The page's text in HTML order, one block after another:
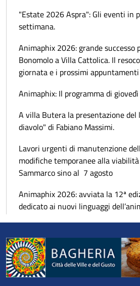
"Estate 2026 Aspra": Gli eventi in
settimana.
Animaphix 2026: grande successo
Bonomolo a Villa Cattolica. Il
giornata e i prossimi appuntamenti
Animaphix: Il programma di
A villa Butera la presentazione del
diavolo" di Fabiano Massimi.
Lavori urgenti di manutenzione
modifiche temporanee alla
Sammarco sino al 7 agosto
Animaphix 2026: avviata la 12ª
dedicato ai nuovi linguaggi